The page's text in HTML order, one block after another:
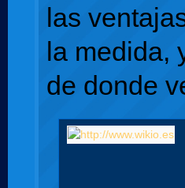
las
la medida,
de donde